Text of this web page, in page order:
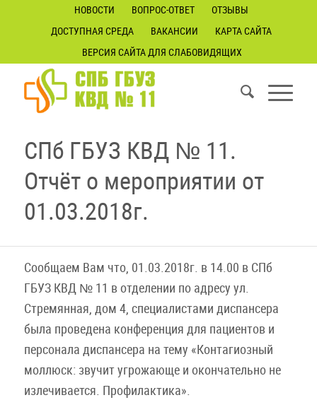
НОВОСТИ ВОПРОС-ОТВЕТ
ОТЗЫВЫ
ДОСТУПНАЯ СРЕДА
ВАКАНСИИ
КАРТА САЙТА
ВЕРСИЯ САЙТА ДЛЯ СЛАБОВИДЯЩИХ
СПб ГБУЗ КВД № 11.
Отчёт о мероприятии от
01.03.2018г.
Сообщаем Вам что, 01.03.2018г. в 14.00 в СПб
ГБУЗ КВД № 11 в отделении по адресу ул.
Стремянная, дом 4, специалистами диспансера
была проведена конференция для пациентов и
персонала диспансера на тему «Контагиозный
моллюск: звучит угрожающе и окончательно не
излечивается. Профилактика».